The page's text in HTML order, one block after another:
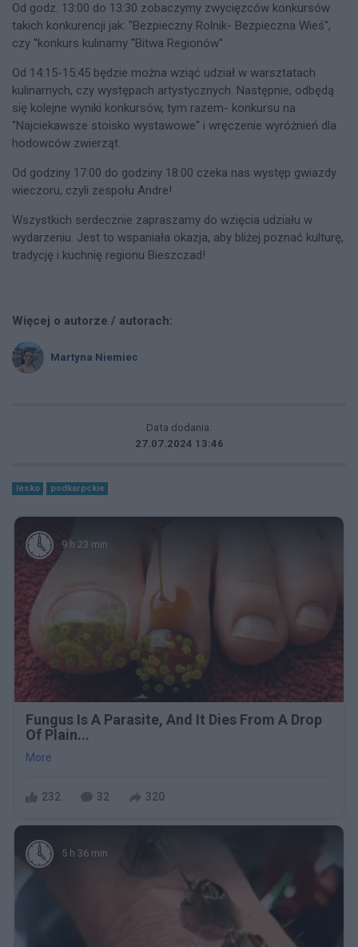
Od godz. 13:00 do 13:30 zobaczymy zwycięzców konkursów
takich konkurencji jak: ''Bezpieczny Rolnik- Bezpieczna Wieś'',
czy ''konkurs kulinarny ''Bitwa Regionów''.
Od 14:15-15:45 będzie można wziąć udział w warsztatach
kulinarnych, czy występach artystycznych. Następnie, odbędą
się kolejne wyniki konkursów, tym razem- konkursu na
''Najciekawsze stoisko wystawowe'' i wręczenie wyróżnień dla
hodowców zwierząt.
Od godziny 17:00 do godziny 18:00 czeka nas występ gwiazdy
wieczoru, czyli zespołu Andre!
Wszystkich serdecznie zapraszamy do wzięcia udziału w
wydarzeniu. Jest to wspaniała okazja, aby bliżej poznać kulturę,
tradycję i kuchnię regionu Bieszczad!
Więcej o autorze / autorach:
Martyna Niemiec
Data dodania:
27.07.2024 13:46
lesko podkarpckie
9 h 23 min
Fungus Is A Parasite, And It Dies From A Drop
Of Plain...
More
232 32 320
5 h 36 min